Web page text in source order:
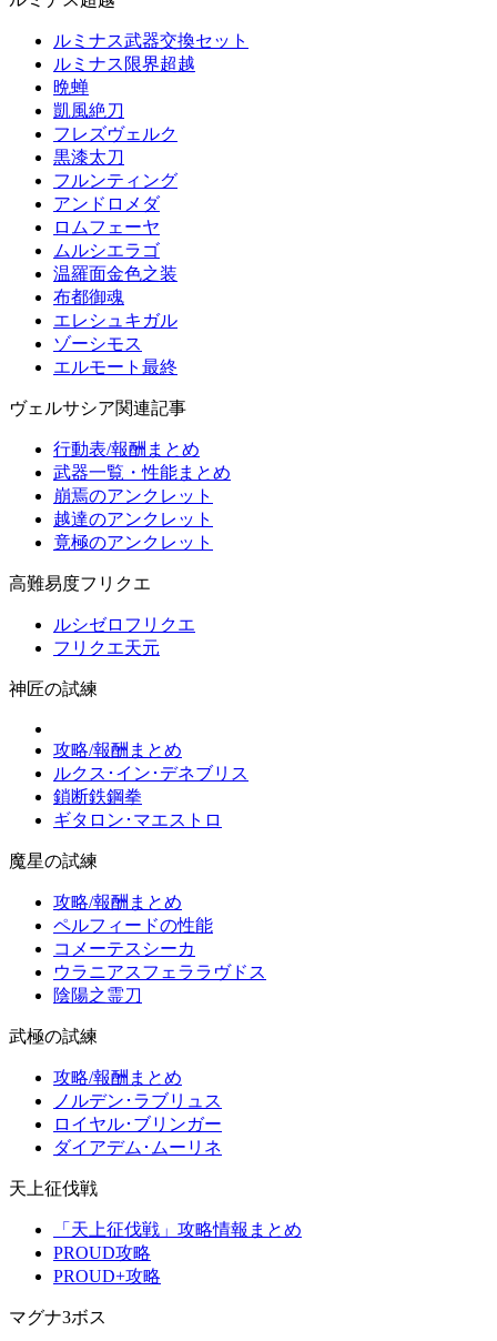
ルミナス武器交換セット
ルミナス限界超越
晩蝉
凱風絶刀
フレズヴェルク
黒漆太刀
フルンティング
アンドロメダ
ロムフェーヤ
ムルシエラゴ
温羅面金色之装
布都御魂
エレシュキガル
ゾーシモス
エルモート最終
ヴェルサシア関連記事
行動表/報酬まとめ
武器一覧・性能まとめ
崩焉のアンクレット
越達のアンクレット
竟極のアンクレット
高難易度フリクエ
ルシゼロフリクエ
フリクエ天元
神匠の試練
攻略/報酬まとめ
ルクス･イン･デネブリス
鎖断鉄鋼拳
ギタロン･マエストロ
魔星の試練
攻略/報酬まとめ
ペルフィードの性能
コメーテスシーカ
ウラニアスフェララヴドス
陰陽之霊刀
武極の試練
攻略/報酬まとめ
ノルデン･ラブリュス
ロイヤル･ブリンガー
ダイアデム･ムーリネ
天上征伐戦
「天上征伐戦」攻略情報まとめ
PROUD攻略
PROUD+攻略
マグナ3ボス